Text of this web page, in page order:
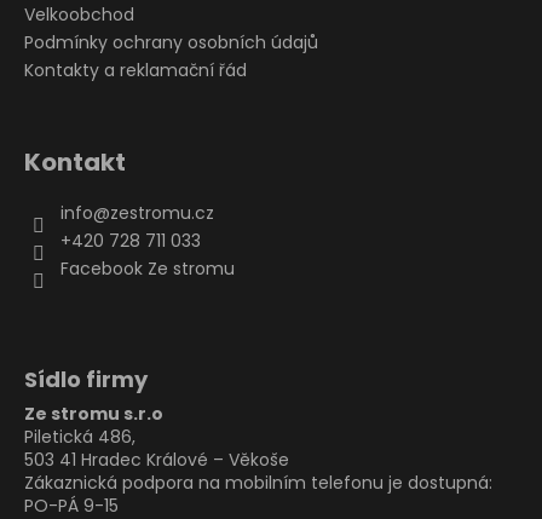
Velkoobchod
Podmínky ochrany osobních údajů
Kontakty a reklamační řád
Kontakt
info@zestromu.cz
+420 728 711 033
Facebook Ze stromu
Sídlo firmy
Ze stromu s.r.o
Piletická 486,
503 41 Hradec Králové – Věkoše
Zákaznická podpora na mobilním telefonu je dostupná:
PO-PÁ 9-15